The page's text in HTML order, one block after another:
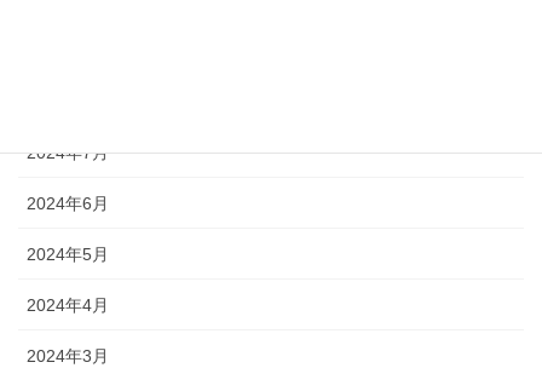
2024年7月
2024年6月
2024年5月
2024年4月
2024年3月